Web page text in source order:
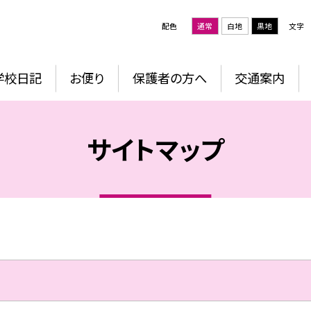
配色 通常 白地 黒地 文字
校日記 お便り 保護者の方へ 交通案内
サイトマップ